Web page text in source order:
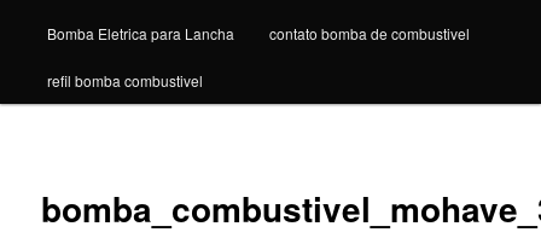
Bomba Eletrica para Lancha contato bomba de combustivel
refil bomba combustivel